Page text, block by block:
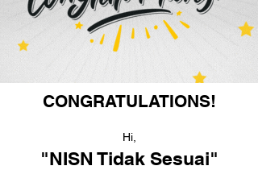
CONGRATULATIONS!
Hi,
"NISN Tidak Sesuai"